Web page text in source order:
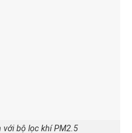
bộ lọc khí PM2.5